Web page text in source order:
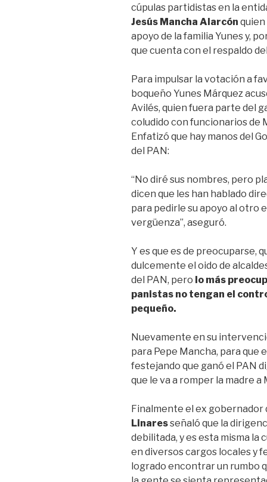
cúpulas partidistas en la
Jesús Mancha Alarcón quien
apoyo de la familia Yunes y,
que cuenta con el respaldo
Para impulsar la votación a
boqueño Yunes Márquez
Avilés, quien fuera parte del
coludido con funcionarios de
Enfatizó que hay manos del
del PAN:
“No diré sus nombres, pero
dicen que les han hablado
para pedirle su apoyo al otro
vergüenza”, aseguró.
Y es que es de preocuparse,
dulcemente el oido de
del PAN, pero lo más
panistas no tengan el
pequeño.
Nuevamente en su
para Pepe Mancha, para
festejando que ganó el PAN
que le va a romper la madre
Finalmente el ex gobernador
Linaresseñaló que la
debilitada, y es esta misma la
en diversos cargos locales y
logrado encontrar un rumbo